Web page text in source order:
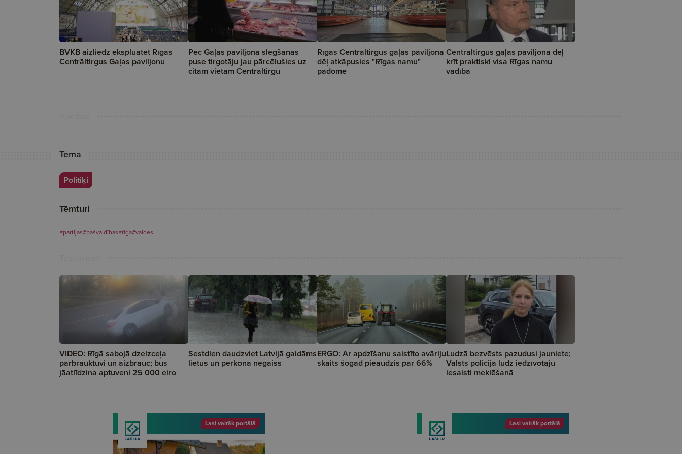
BVKB aizliedz ekspluatēt Rīgas
Centrāltirgus Gaļas paviljonu
Pēc Gaļas paviljona slēgšanas
puse tirgotāju jau pārcēlušies uz
citām vietām Centrāltirgū
Rīgas Centrāltirgus gaļas paviljona
dēļ atkāpusies "Rīgas namu"
padome
Centrāltirgus gaļas paviljona dēļ
krīt praktiski visa Rīgas namu
vadība
Tēma
Politiķi
Tēmturi
#partijas#pašvaldības#rīga#valdes
VIDEO: Rīgā sabojā dzelzceļa
pārbrauktuvi un aizbrauc; būs
jāatlīdzina aptuveni 25 000 eiro
Sestdien daudzviet Latvijā gaidāms
lietus un pērkona negaiss
ERGO: Ar apdzīšanu saistīto avāriju
skaits šogad pieaudzis par 66%
Ludzā bezvēsts pazudusi jauniete;
Valsts policija lūdz iedzīvotāju
iesaisti meklēšanā